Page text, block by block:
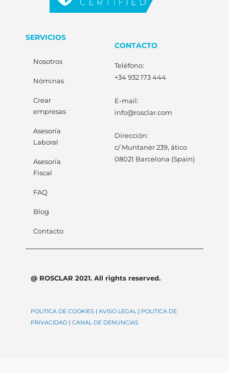
SERVICIOS
Nosotros
Nóminas
Crear
empresas
Asesoría
Laboral
Asesoría
Fiscal
FAQ
Blog
Contacto
CONTACTO
Teléfono:
+34 932 173 444
E-mail:
info@rosclar.com
Dirección:
c/ Muntaner 239, ático
08021 Barcelona (Spain)
@ ROSCLAR 2021. All rights reserved.
POLITICA DE COOKIES | AVISO LEGAL| POLITICA DE
PRIVACIDAD | CANAL DE DENUNCIAS